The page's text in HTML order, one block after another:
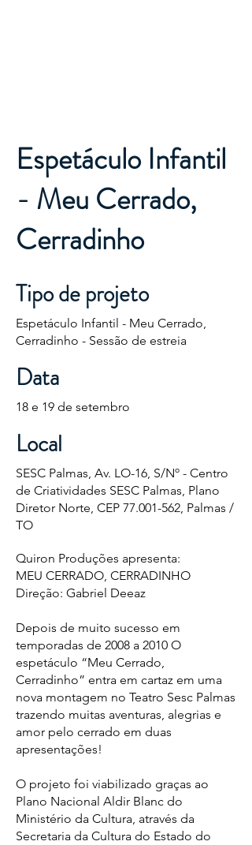
Espetáculo Infantil
- Meu Cerrado,
Cerradinho
Tipo de projeto
Espetáculo Infantil - Meu Cerrado,
Cerradinho - Sessão de estreia
Data
18 e 19 de setembro
Local
SESC Palmas, Av. LO-16, S/Nº - Centro
de Criatividades SESC Palmas, Plano
Diretor Norte, CEP 77.001-562, Palmas /
TO
Quiron Produções apresenta:
MEU CERRADO, CERRADINHO
Direção: Gabriel Deeaz
Depois de muito sucesso em
temporadas de 2008 a 2010 O
espetáculo “Meu Cerrado,
Cerradinho” entra em cartaz em uma
nova montagem no Teatro Sesc Palmas
trazendo muitas aventuras, alegrias e
amor pelo cerrado em duas
apresentações!
O projeto foi viabilizado graças ao
Plano Nacional Aldir Blanc do
Ministério da Cultura, através da
Secretaria da Cultura do Estado do